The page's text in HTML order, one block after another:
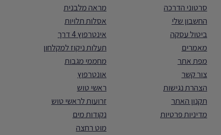
סרטוני הדרכה
החשבון שלי
ביטול עסקה
מאמרים
מפת אתר
צור קשר
הצהרת נגישות
תקנון האתר
מדיניות פרטיות
מראה מלבנית
אסלות תלויות
אינטרפוץ 4 דרך
תעלות ניקוז למקלחון
מחממי מגבות
אונטרפוץ
ראשי טוש
זרועות לראשי טוש
נקודות מים
מוט רחצה